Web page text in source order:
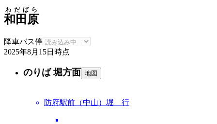
和田原
わだばら
降車バス停
2025年8月15日 時点
のりば 堀方面 地図
防府駅前（中山）堀 行